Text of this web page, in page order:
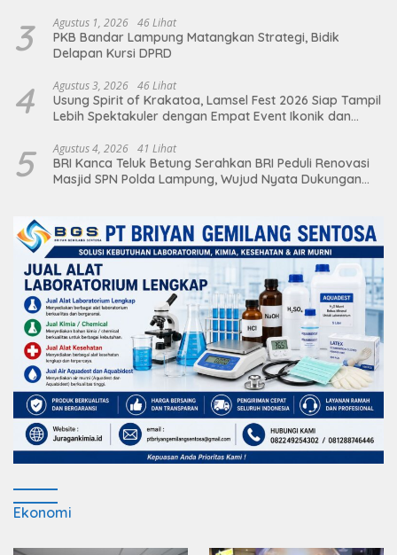
3 Agustus 1, 2026 46 Lihat
PKB Bandar Lampung Matangkan Strategi, Bidik
Delapan Kursi DPRD
4 Agustus 3, 2026 46 Lihat
Usung Spirit of Krakatoa, Lamsel Fest 2026 Siap Tampil
Lebih Spektakuler dengan Empat Event Ikonik dan
5 Agustus 4, 2026 41 Lihat
BRI Kanca Teluk Betung Serahkan BRI Peduli Renovasi
Masjid SPN Polda Lampung, Wujud Nyata Dukungan
Ekonomi